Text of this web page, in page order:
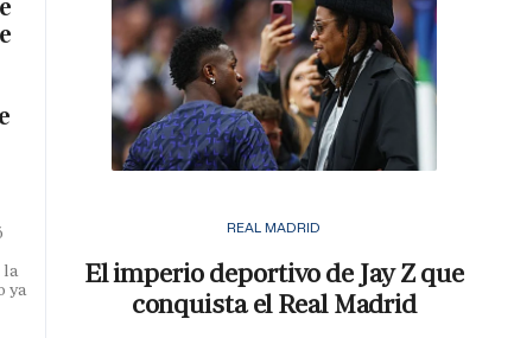
la
ya
REAL MADRID
El imperio deportivo de Jay Z que
conquista el Real Madrid